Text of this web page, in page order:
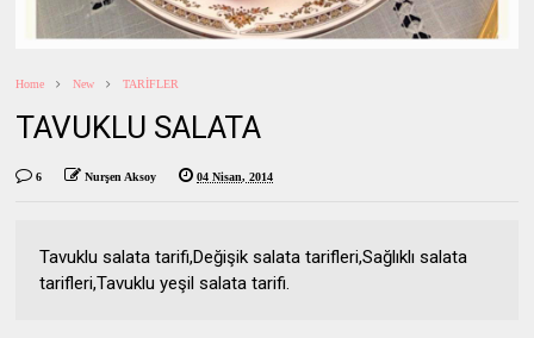
Home New TARİFLER
TAVUKLU SALATA
6 Nurşen Aksoy 04 Nisan, 2014
Tavuklu salata tarifi,Değişik salata tarifleri,Sağlıklı salata
tarifleri,Tavuklu yeşil salata tarifi.